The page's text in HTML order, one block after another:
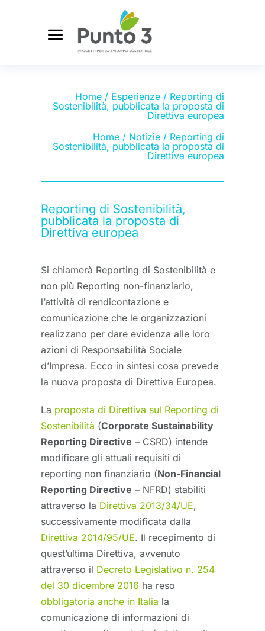
Home / Esperienze / Reporting di
Sostenibilità, pubblicata la proposta di
Direttiva europea
Home / Notizie / Reporting di
Sostenibilità, pubblicata la proposta di
Direttiva europea
Reporting di Sostenibilità,
pubblicata la proposta di
Direttiva europea
Si chiamerà Reporting di Sostenibilità e
non più Reporting non-finanziario,
l’attività di rendicontazione e
comunicazione che le organizzazioni
realizzano per dare evidenza alle loro
azioni di Responsabilità Sociale
d’Impresa. Ecco in sintesi cosa prevede
la nuova proposta di Direttiva Europea.
La proposta di Direttiva sul Reporting di
Sostenibilità (Corporate Sustainability
Reporting Directive – CSRD) intende
modificare gli attuali requisiti di
reporting non finanziario (Non-Financial
Reporting Directive – NFRD) stabiliti
attraverso la Direttiva 2013/34/UE,
successivamente modificata dalla
Direttiva 2014/95/UE. Il recepimento di
quest’ultima Direttiva, avvenuto
attraverso il Decreto Legislativo n. 254
del 30 dicembre 2016 ha reso
obbligatoria anche in Italia la
comunicazione di informazioni di